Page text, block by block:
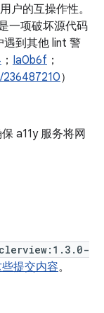
户的互操作性。
一项破坏源代码
遇到其他 lint 警
； Ia0b6f ；
236487210）
a11y 服务将网
提交内容。